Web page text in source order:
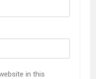
in this